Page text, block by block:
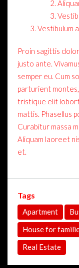
Vestibulum
Proin sagittis
justo ante.
semper eu. Cum
parturient
tristique elit
mattis. Phasellus
Curabitur massa
Aliquam laoreet
et.
Tags
Apartment
House for
Real Estate